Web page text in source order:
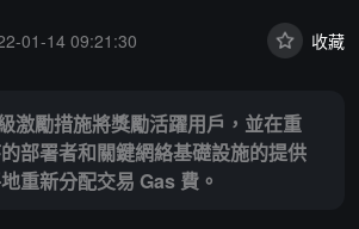
01-14 09:21:30 收藏
激勵措施將獎勵活躍用戶，並在重
部署者和關鍵網絡基礎設施的提供
重新分配交易 Gas 費。